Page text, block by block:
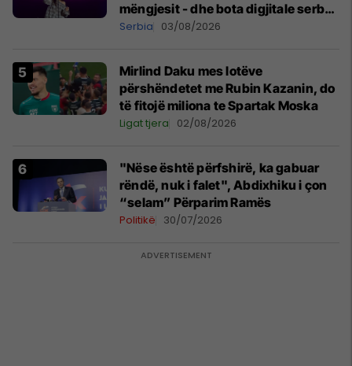
mëngjesit - dhe bota digjitale serbe
shpall gjendjen e luftës
Serbia 03/08/2026
Mirlind Daku mes lotëve
përshëndetet me Rubin Kazanin, do
të fitojë miliona te Spartak Moska
Ligat tjera 02/08/2026
"Nëse është përfshirë, ka gabuar
rëndë, nuk i falet", Abdixhiku i çon
“selam” Përparim Ramës
Politikë 30/07/2026